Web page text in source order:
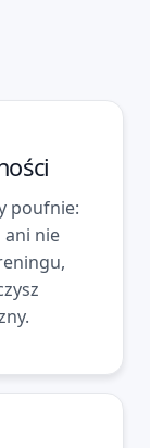
poufnie:
ani nie